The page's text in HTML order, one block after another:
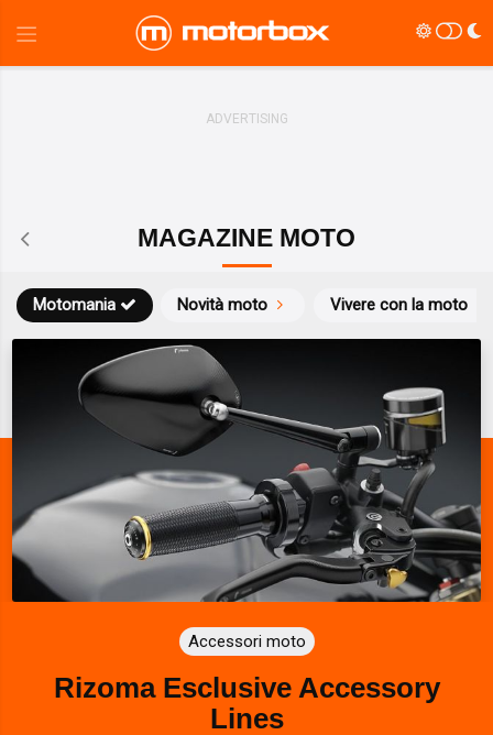
MAGAZINE MOTO
Novità moto Vivere con la moto
Motomania
Accessori moto
Rizoma Esclusive Accessory
Lines